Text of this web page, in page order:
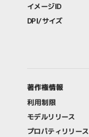
イメージID
DPI/サイズ
著作権情報
利用制限
モデルリリース
プロパティリリース